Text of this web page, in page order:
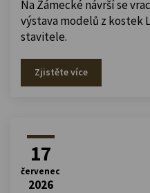
Na Zámecké návrší se
výstava modelů z kostek
stavitele.
Zjistěte více
17
červenec
2026